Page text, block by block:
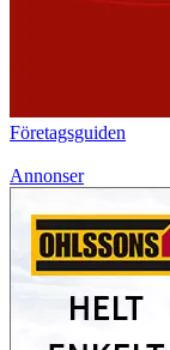
Företagsguiden
Annonser